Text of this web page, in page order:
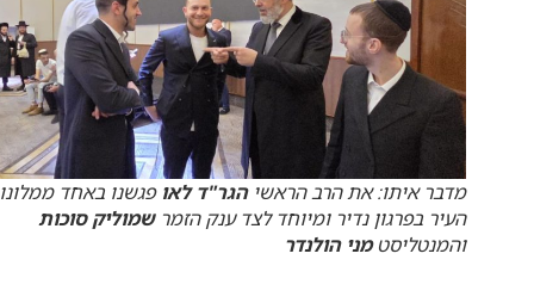
מדבר איתו: את הרב הראשיהגר"ד לאו פגשנו באחד
העיר בפרגון נדיר ומיוחד לצד ענק הזמרשמוליק סוכות
והמנטליסטמני הולנדר